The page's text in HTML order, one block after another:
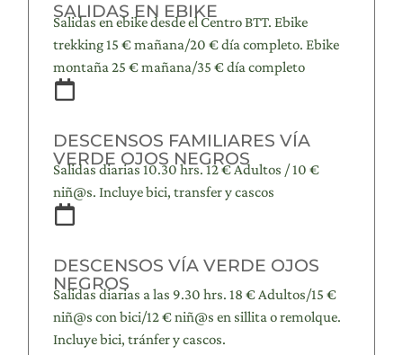
SALIDAS EN EBIKE
Salidas en ebike desde el Centro BTT. Ebike
trekking 15 € mañana/20 € día completo. Ebike
montaña 25 € mañana/35 € día completo
DESCENSOS FAMILIARES VÍA
VERDE OJOS NEGROS
Salidas diarias 10.30 hrs. 12 € Adultos / 10 €
niñ@s. Incluye bici, transfer y cascos
DESCENSOS VÍA VERDE OJOS
NEGROS
Salidas diarias a las 9.30 hrs. 18 € Adultos/15 €
niñ@s con bici/12 € niñ@s en sillita o remolque.
Incluye bici, tránfer y cascos.